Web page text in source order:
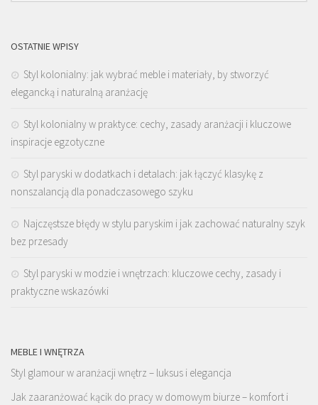
OSTATNIE WPISY
Styl kolonialny: jak wybrać meble i materiały, by stworzyć
elegancką i naturalną aranżację
Styl kolonialny w praktyce: cechy, zasady aranżacji i kluczowe
inspiracje egzotyczne
Styl paryski w dodatkach i detalach: jak łączyć klasykę z
nonszalancją dla ponadczasowego szyku
Najczęstsze błędy w stylu paryskim i jak zachować naturalny szyk
bez przesady
Styl paryski w modzie i wnętrzach: kluczowe cechy, zasady i
praktyczne wskazówki
MEBLE I WNĘTRZA
Styl glamour w aranżacji wnętrz – luksus i elegancja
Jak zaaranżować kącik do pracy w domowym biurze – komfort i